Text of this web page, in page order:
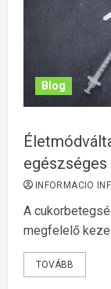
Blog
INFORMACIO
A
megfelelő
TOVÁBB